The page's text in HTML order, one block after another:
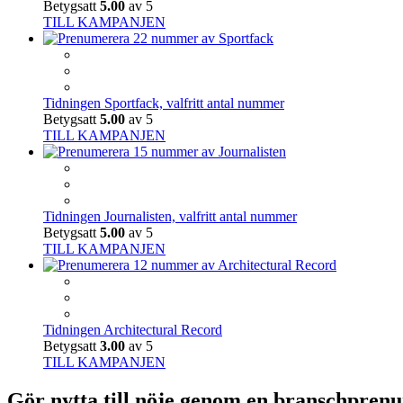
Betygsatt 5.00 av 5
TILL KAMPANJEN
Tidningen Sportfack, valfritt antal nummer
Betygsatt 5.00 av 5
TILL KAMPANJEN
Tidningen Journalisten, valfritt antal nummer
Betygsatt 5.00 av 5
TILL KAMPANJEN
Tidningen Architectural Record
Betygsatt 3.00 av 5
TILL KAMPANJEN